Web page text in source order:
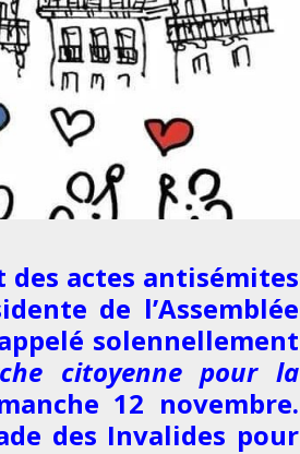
des actes antisémites
de l’Assemblée
solennellement
citoyenne pour la
12 novembre.
des Invalides pour